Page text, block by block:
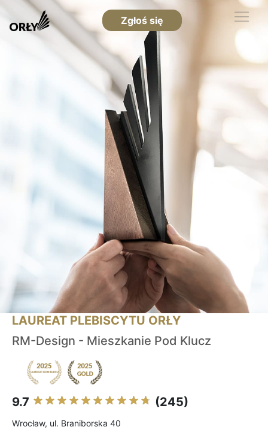
Zgłoś się
LAUREAT PLEBISCYTU ORŁY
RM-Design - Mieszkanie Pod Klucz
9.7 (245)
Wrocław, ul. Braniborska 40